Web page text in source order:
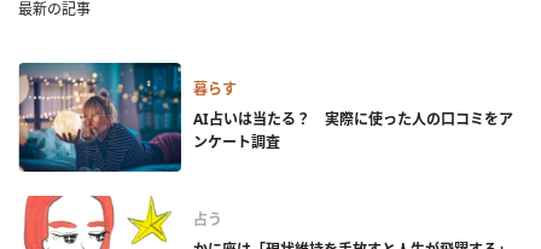
最新の記事
暮らす
AI占いは当たる？ 実際に使った人の口コミをア
ンケート調査
占う